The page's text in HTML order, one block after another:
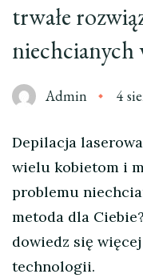
trwałe
niechcianych
Admin 4
Depilacja
wielu kobietom i
problemu
metoda dla
dowiedz się
technologii.